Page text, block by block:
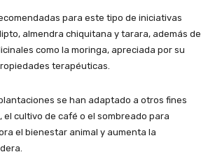
para este tipo de iniciativas
almendra chiquitana y tarara, además de
como la moringa, apreciada por su
terapéuticas.
se han adaptado a otros fines
el cultivo de café o el sombreado para
el bienestar animal y aumenta la